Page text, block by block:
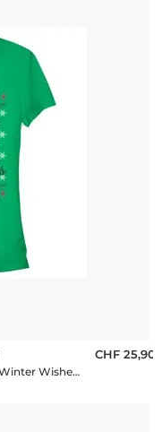
Disney - La Reine des neiges - Olaf & Sven Winter Wishes - Christmas - Femme T-shirt
CHF 25,90